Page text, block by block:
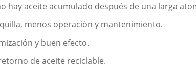
aceite acumulado después de una larga
menos operación y mantenimiento.
y buen efecto.
de aceite reciclable.